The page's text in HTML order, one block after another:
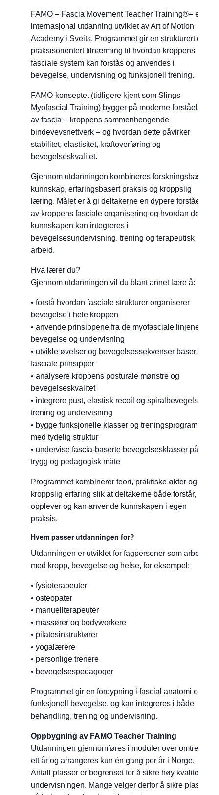
FAMO – Fascia Movement Teacher Training®– er en
internasjonal utdanning utviklet av Art of Motion
Academy i Sveits. Programmet gir en strukturert og
praksisorientert tilnærming til hvordan kroppens
fasciale system kan forstås og anvendes i
bevegelse, undervisning og funksjonell trening.
FAMO-konseptet (tidligere kjent som Slings
Myofascial Training) bygger på moderne forståelse
av fascia – kroppens sammenhengende
bindevevsnettverk – og hvordan dette påvirker
stabilitet, elastisitet, kraftoverføring og
bevegelseskvalitet.
Gjennom utdanningen kombineres forskningsbasert
kunnskap, erfaringsbasert praksis og kroppslig
læring. Målet er å gi deltakerne en dypere forståelse
av kroppens fasciale organisering og hvordan denne
kunnskapen kan integreres i
bevegelsesundervisning, trening og terapeutisk
arbeid.
Hva lærer du?
Gjennom utdanningen vil du blant annet lære å:
• forstå hvordan fasciale strukturer organiserer
bevegelse i hele kroppen
• anvende prinsippene fra de myofasciale linjene i
bevegelse og undervisning
• utvikle øvelser og bevegelsessekvenser basert på
fasciale prinsipper
• analysere kroppens posturale mønstre og
bevegelseskvalitet
• integrere pust, elastisk recoil og spiralbevegelser i
trening og undervisning
• bygge funksjonelle klasser og treningsprogrammer
med tydelig struktur
• undervise fascia-baserte bevegelsesklasser på en
trygg og pedagogisk måte
Programmet kombinerer teori, praktiske økter og
kroppslig erfaring slik at deltakerne både forstår,
opplever og kan anvende kunnskapen i egen
praksis.
Hvem passer utdanningen for?
Utdanningen er utviklet for fagpersoner som arbeider
med kropp, bevegelse og helse, for eksempel:
• fysioterapeuter
• osteopater
• manuellterapeuter
• massører og bodyworkere
• pilatesinstruktører
• yogalærere
• personlige trenere
• bevegelsespedagoger
Programmet gir en fordypning i fascial anatomi og
funksjonell bevegelse, og kan integreres i både
behandling, trening og undervisning.
Oppbygning av FAMO Teacher Training
Utdanningen gjennomføres i moduler over omtrent
ett år og arrangeres kun én gang per år i Norge.
Antall plasser er begrenset for å sikre høy kvalitet på
undervisningen. Mange velger derfor å sikre plass